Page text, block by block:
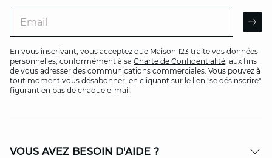
En vous inscrivant, vous acceptez que Maison 123 traite vos données
personnelles, conformément à sa Charte de Confidentialité, aux fins
de vous adresser des communications commerciales. Vous pouvez à
tout moment vous désabonner, en cliquant sur le lien "se désinscrire"
figurant en bas de chaque e-mail.
VOUS AVEZ BESOIN D'AIDE ?